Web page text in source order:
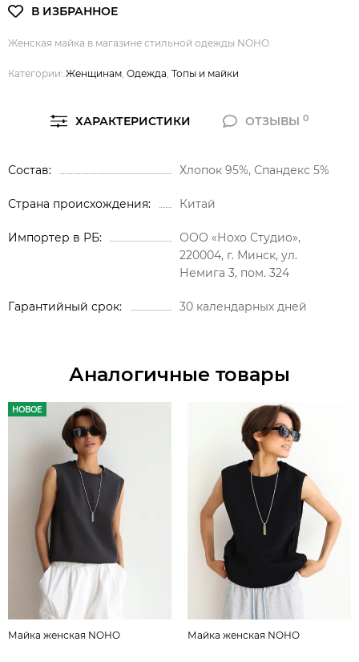
Женская майка в магазине стильной одежды NOHO.
Категории: Женщинам, Одежда, Топы и майки
ХАРАКТЕРИСТИКИ ОТЗЫВЫ0
Состав Хлопок 95%, Спандекс 5%
Страна происхождения Китай
Импортер в РБ
ООО «Нохо Студио»,
220004, г. Минск, ул.
Немига 3, пом. 324
Гарантийный срок 30 календарных дней
Аналогичные товары
НОВОЕ
Майка женская NOHO Майка женская NOHO